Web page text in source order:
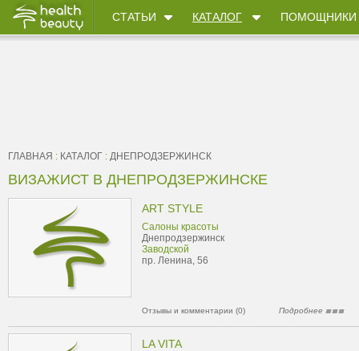
СТАТЬИ КАТАЛОГ ПОМОЩНИКИ
ГЛАВНАЯ : КАТАЛОГ : ДНЕПРОДЗЕРЖИНСК
ВИЗАЖИСТ В ДНЕПРОДЗЕРЖИНСКЕ
ART STYLE
Салоны красоты
Днепродзержинск
Заводской
пр. Ленина, 56
Отзывы и комментарии (0) Подробнее
LA VITA